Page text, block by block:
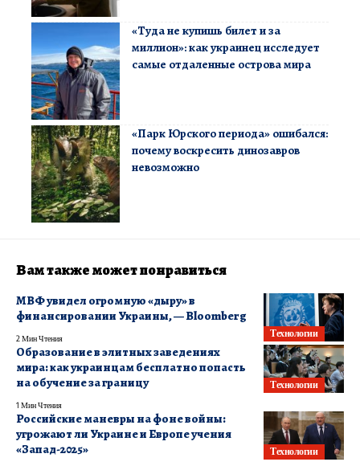
«Туда не купишь билет и за
миллион»: как украинец исследует
самые отдаленные острова мира
«Парк Юрского периода» ошибался:
почему воскресить динозавров
невозможно
Вам также может понравиться
Технологии
МВФ увидел огромную «дыру» в
финансировании Украины, — Bloomberg
2 Мин Чтения
Технологии
Образование в элитных заведениях
мира: как украинцам бесплатно попасть
на обучение за границу
1 Мин Чтения
Технологии
Российские маневры на фоне войны:
угрожают ли Украине и Европе учения
«Запад-2025»